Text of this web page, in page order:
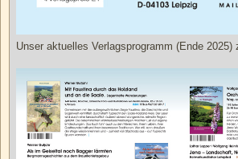
Unser aktuelles Verlagsprogramm (Ende 2025)